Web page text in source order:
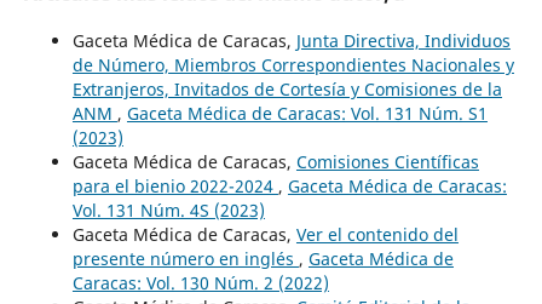
Gaceta Médica de Caracas, Junta Directiva, Individuos
de Número, Miembros Correspondientes Nacionales y
Extranjeros, Invitados de Cortesía y Comisiones de la
ANM , Gaceta Médica de Caracas: Vol. 131 Núm. S1
(2023)
Gaceta Médica de Caracas, Comisiones Científicas
para el bienio 2022-2024 , Gaceta Médica de Caracas:
Vol. 131 Núm. 4S (2023)
Gaceta Médica de Caracas, Ver el contenido del
presente número en inglés , Gaceta Médica de
Caracas: Vol. 130 Núm. 2 (2022)